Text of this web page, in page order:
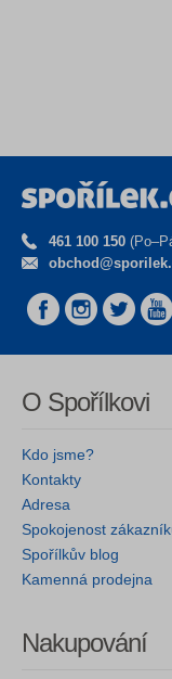
461 100 150
O Spořílkovi
Kdo jsme?
Kontakty
Adresa
Spokojenost
Spořílkův blog
Kamenná prodejna
Nakupování